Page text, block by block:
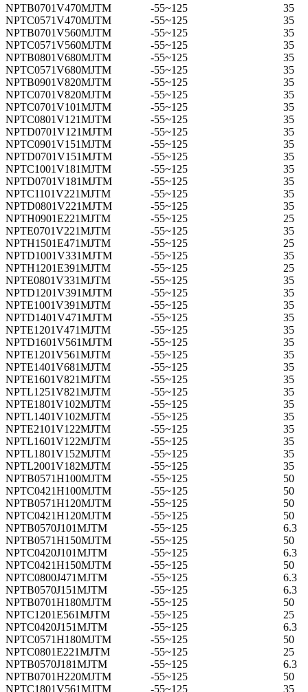
NPTB0701V470MJTM
-55~125
35
NPTC0571V470MJTM
-55~125
35
NPTB0701V560MJTM
-55~125
35
NPTC0571V560MJTM
-55~125
35
NPTB0801V680MJTM
-55~125
35
NPTC0571V680MJTM
-55~125
35
NPTB0901V820MJTM
-55~125
35
NPTC0701V820MJTM
-55~125
35
NPTC0701V101MJTM
-55~125
35
NPTC0801V121MJTM
-55~125
35
NPTD0701V121MJTM
-55~125
35
NPTC0901V151MJTM
-55~125
35
NPTD0701V151MJTM
-55~125
35
NPTC1001V181MJTM
-55~125
35
NPTD0701V181MJTM
-55~125
35
NPTC1101V221MJTM
-55~125
35
NPTD0801V221MJTM
-55~125
35
NPTH0901E221MJTM
-55~125
25
NPTE0701V221MJTM
-55~125
35
NPTH1501E471MJTM
-55~125
25
NPTD1001V331MJTM
-55~125
35
NPTH1201E391MJTM
-55~125
25
NPTE0801V331MJTM
-55~125
35
NPTD1201V391MJTM
-55~125
35
NPTE1001V391MJTM
-55~125
35
NPTD1401V471MJTM
-55~125
35
NPTE1201V471MJTM
-55~125
35
NPTD1601V561MJTM
-55~125
35
NPTE1201V561MJTM
-55~125
35
NPTE1401V681MJTM
-55~125
35
NPTE1601V821MJTM
-55~125
35
NPTL1251V821MJTM
-55~125
35
NPTE1801V102MJTM
-55~125
35
NPTL1401V102MJTM
-55~125
35
NPTE2101V122MJTM
-55~125
35
NPTL1601V122MJTM
-55~125
35
NPTL1801V152MJTM
-55~125
35
NPTL2001V182MJTM
-55~125
35
NPTB0571H100MJTM
-55~125
50
NPTC0421H100MJTM
-55~125
50
NPTB0571H120MJTM
-55~125
50
NPTC0421H120MJTM
-55~125
50
NPTB0570J101MJTM
-55~125
6.3
NPTB0571H150MJTM
-55~125
50
NPTC0420J101MJTM
-55~125
6.3
NPTC0421H150MJTM
-55~125
50
NPTC0800J471MJTM
-55~125
6.3
NPTB0570J151MJTM
-55~125
6.3
NPTB0701H180MJTM
-55~125
50
NPTC1201E561MJTM
-55~125
25
NPTC0420J151MJTM
-55~125
6.3
NPTC0571H180MJTM
-55~125
50
NPTC0801E221MJTM
-55~125
25
NPTB0570J181MJTM
-55~125
6.3
NPTB0701H220MJTM
-55~125
50
NPTC1801V561MJTM
-55~125
35